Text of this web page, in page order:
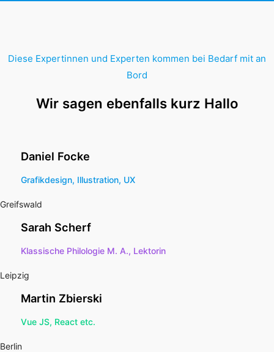
Diese Expertinnen und Experten kommen bei Bedarf mit an
Bord
Wir sagen ebenfalls kurz Hallo
Daniel Focke
Grafikdesign, Illustration, UX
Greifswald
Sarah Scherf
Klassische Philologie M. A., Lektorin
Leipzig
Martin Zbierski
Vue JS, React etc.
Berlin